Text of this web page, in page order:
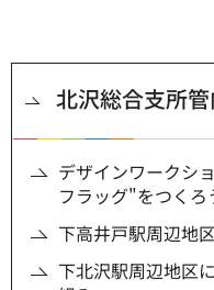
北沢総合支所
デザインワークシ
フラッグ"をつくろ
下高井戸駅周辺地
下北沢駅周辺地区